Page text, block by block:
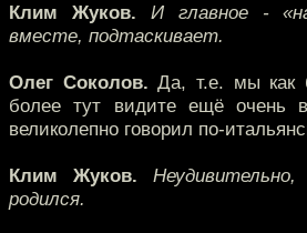
Клим Жуков. И главное -
вместе, подтаскивает.
Олег Соколов. Да, т.е. мы как
более тут видите ещё очень
великолепно говорил по-
Клим Жуков.
родился.